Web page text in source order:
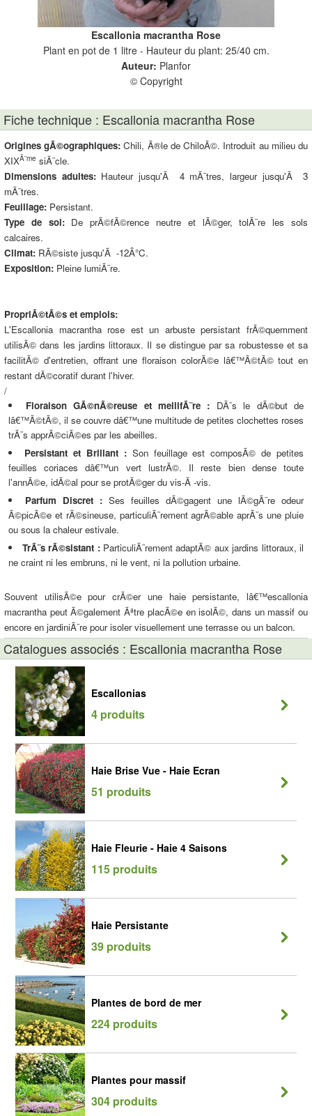
Escallonia macrantha Rose
Plant en pot de 1 litre - Hauteur du plant: 25/40 cm.
Auteur: Planfor
© Copyright
Fiche technique : Escallonia macrantha Rose
Origines gÃ©ographiques: Chili, Ã®le de ChiloÃ©. Introduit au milieu du
XIXÃ¨me siÃ¨cle.
Dimensions adultes:Hauteur jusqu'Ã 4 mÃ¨tres, largeur jusqu'Ã 3
mÃ¨tres.
Feuillage: Persistant.
Type de sol:De prÃ©fÃ©rence neutre et lÃ©ger, tolÃ¨re les sols
calcaires.
Climat: RÃ©siste jusqu'Ã -12Â°C.
Exposition: Pleine lumiÃ¨re.
PropriÃ©tÃ©s et emplois:
L'Escallonia macrantha rose est un arbuste persistant frÃ©quemment
utilisÃ© dans les jardins littoraux. Il se distingue par sa robustesse et sa
facilitÃ© d'entretien, offrant une floraison colorÃ©e lâ€™Ã©tÃ© tout en
restant dÃ©coratif durant l'hiver.
/
Floraison GÃ©nÃ©reuse et mellifÃ¨re : DÃ¨s le dÃ©but de
lâ€™Ã©tÃ©, il se couvre dâ€™une multitude de petites clochettes roses
trÃ¨s apprÃ©ciÃ©es par les abeilles.
Persistant et Brillant :Son feuillage est composÃ© de petites
feuilles coriaces dâ€™un vert lustrÃ©. Il reste bien dense toute
l'annÃ©e, idÃ©al pour se protÃ©ger du vis-Ã -vis.
Parfum Discret : Ses feuilles dÃ©gagent une lÃ©gÃ¨re odeur
Ã©picÃ©e et rÃ©sineuse, particuliÃ¨rement agrÃ©able aprÃ¨s une pluie
ou sous la chaleur estivale.
TrÃ¨s rÃ©sistant :ParticuliÃ¨rement adaptÃ© aux jardins littoraux, il
ne craint ni les embruns, ni le vent, ni la pollution urbaine.
Souvent utilisÃ©e pour crÃ©er une haie persistante, lâ€™escallonia
macrantha peut Ã©galement Ãªtre placÃ©e en isolÃ©, dans un massif ou
encore en jardiniÃ¨re pour isoler visuellement une terrasse ou un balcon.
Catalogues associés : Escallonia macrantha Rose
Escallonias
4 produits
Haie Brise Vue - Haie Ecran
51 produits
Haie Fleurie - Haie 4 Saisons
115 produits
Haie Persistante
39 produits
Plantes de bord de mer
224 produits
Plantes pour massif
304 produits